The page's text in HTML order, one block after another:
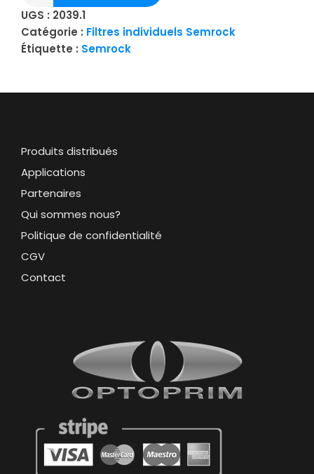
UGS : 2039.1
Catégorie : Filtres individuels Semrock
Étiquette : Semrock
Produits distribués
Applications
Partenaires
Qui sommes nous?
Politique de confidentialité
CGV
Contact